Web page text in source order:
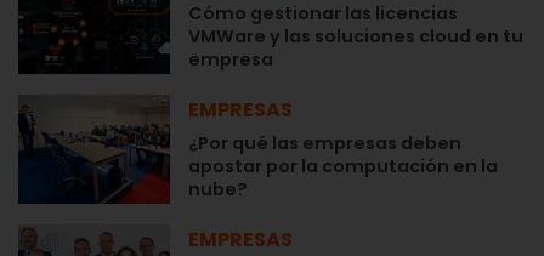
Cómo gestionar las licencias
VMWare y las soluciones cloud en tu
empresa
EMPRESAS
¿Por qué las empresas deben
apostar por la computación en la
nube?
EMPRESAS